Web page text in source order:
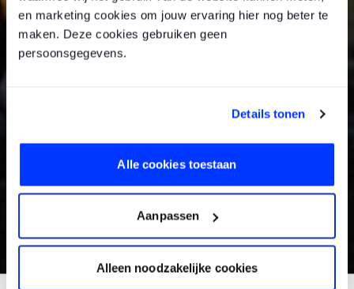
en marketing cookies om jouw ervaring hier nog beter te
maken. Deze cookies gebruiken geen
persoonsgegevens.
Details tonen
Alle cookies toestaan
Aanpassen
Alleen noodzakelijke cookies